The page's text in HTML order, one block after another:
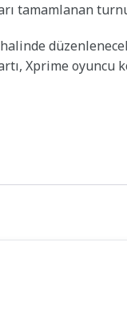
tamamlanan
Xprime oyuncu